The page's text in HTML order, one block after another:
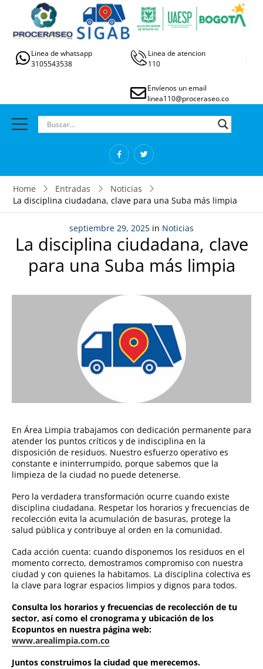
Linea de whatsapp
3105543538
Linea de atencion
110
Envíenos un email
linea110@proceraseo.co
Home Entradas
Noticias
La disciplina ciudadana, clave para una Suba más limpia
septiembre 29, 2025 in Noticias
La disciplina ciudadana, clave
para una Suba más limpia
En Área Limpia trabajamos con dedicación permanente para
atender los puntos críticos y de indisciplina en la
disposición de residuos. Nuestro esfuerzo operativo es
constante e ininterrumpido, porque sabemos que la
limpieza de la ciudad no puede detenerse.
Pero la verdadera transformación ocurre cuando existe
disciplina ciudadana. Respetar los horarios y frecuencias de
recolección evita la acumulación de basuras, protege la
salud pública y contribuye al orden en la comunidad.
Cada acción cuenta: cuando disponemos los residuos en el
momento correcto, demostramos compromiso con nuestra
ciudad y con quienes la habitamos. La disciplina colectiva es
la clave para lograr espacios limpios y dignos para todos.
Consulta los horarios y frecuencias de recolección de tu
sector, así como el cronograma y ubicación de los
Ecopuntos en nuestra página web:
www.arealimpia.com.co
Juntos construimos la ciudad que merecemos.